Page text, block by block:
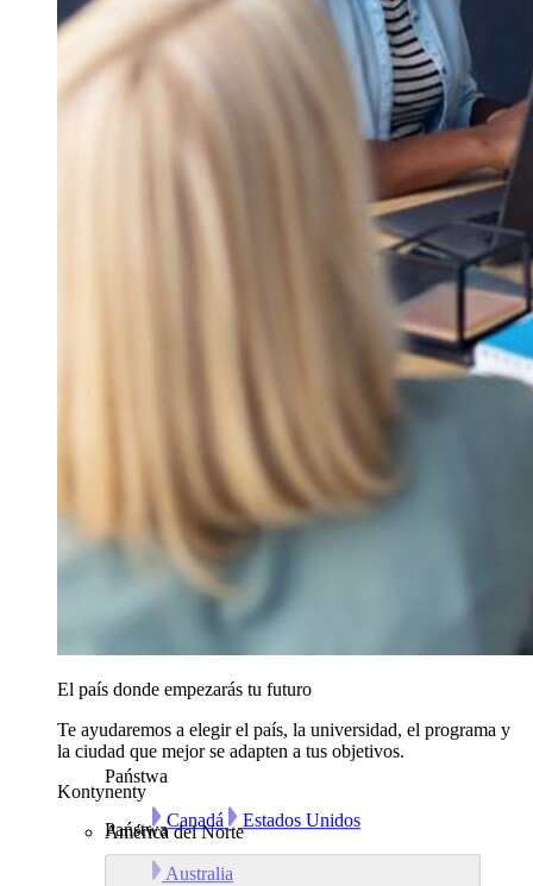
El país donde empezarás tu futuro
Te ayudaremos a elegir el país, la universidad, el programa y
la ciudad que mejor se adapten a tus objetivos.
Kontynenty
América del Norte
Państwa
Canadá Estados Unidos
Państwa
Australia